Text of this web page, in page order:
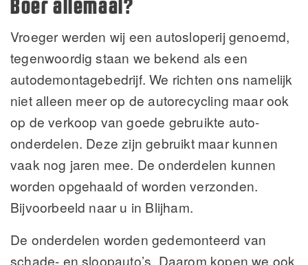
Boer allemaal?
Vroeger werden wij een autosloperij genoemd,
tegenwoordig staan we bekend als een
autodemontagebedrijf. We richten ons namelijk
niet alleen meer op de autorecycling maar ook
op de verkoop van goede gebruikte auto-
onderdelen. Deze zijn gebruikt maar kunnen
vaak nog jaren mee. De onderdelen kunnen
worden opgehaald of worden verzonden.
Bijvoorbeeld naar u in Blijham.
De onderdelen worden gedemonteerd van
schade- en sloopauto’s. Daarom kopen we ook